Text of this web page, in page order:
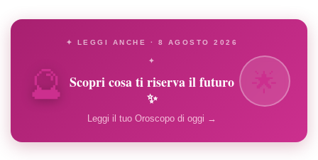
🔮
✦ LEGGI ANCHE · 8 AGOSTO 2026
✦
Scopri cosa ti riserva il futuro
✨
Leggi il tuo Oroscopo di oggi →